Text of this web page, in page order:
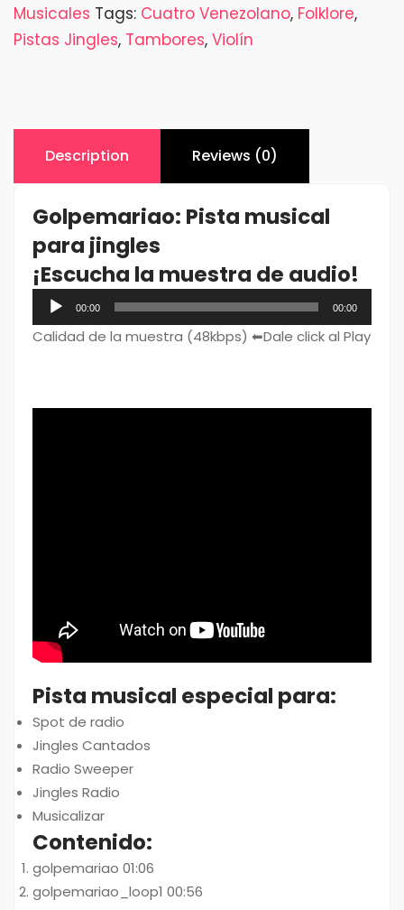
Musicales Tags: Cuatro Venezolano, Folklore,
Pistas Jingles, Tambores, Violín
Description Reviews (0)
Golpemariao: Pista musical
para jingles
¡Escucha la muestra de audio!
Audio
Player
00:00 00:00
Calidad de la muestra (48kbps) ⬅Dale click al Play
Pista musical especial para:
Spot de radio
Jingles Cantados
Radio Sweeper
Jingles Radio
Musicalizar
Contenido:
golpemariao 01:06
golpemariao_loop1 00:56